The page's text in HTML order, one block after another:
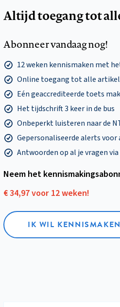
Altijd toegang tot
Abonneer vandaag nog!
12 weken kennismaken met
Online toegang tot alle
Eén geaccrediteerde toets
Het tijdschrift 3 keer in de bus
Onbeperkt luisteren naar de
Gepersonaliseerde alerts
Antwoorden op al je vragen
Neem het
€ 34,97 voor 12 weken!
IK WIL KENNISMAKEN